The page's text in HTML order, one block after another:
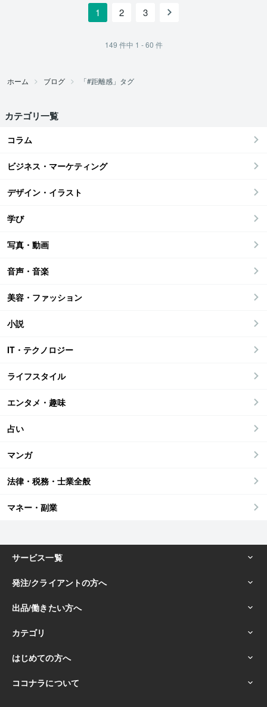
1 2 3
149 件中 1 - 60 件
ホーム ブログ 「#距離感」タグ
カテゴリ一覧
コラム
ビジネス・マーケティング
デザイン・イラスト
学び
写真・動画
音声・音楽
美容・ファッション
小説
IT・テクノロジー
ライフスタイル
エンタメ・趣味
占い
マンガ
法律・税務・士業全般
マネー・副業